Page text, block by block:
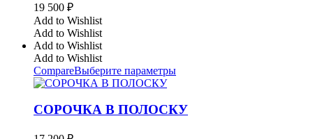
19 500 ₽
Add to Wishlist
Add to Wishlist
Add to Wishlist
Add to Wishlist
CompareВыберите параметры
СОРОЧКА В ПОЛОСКУ